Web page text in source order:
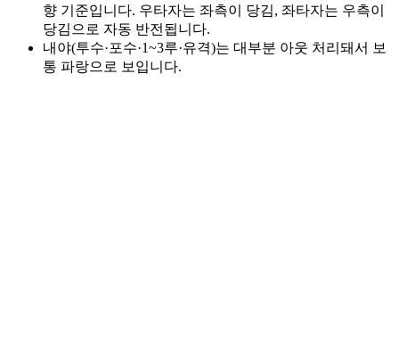
향 기준입니다. 우타자는 좌측이 당김, 좌타자는 우측이
당김으로 자동 반전됩니다.
내야(투수·포수·1~3루·유격)는 대부분 아웃 처리돼서 보
통 파랑으로 보입니다.